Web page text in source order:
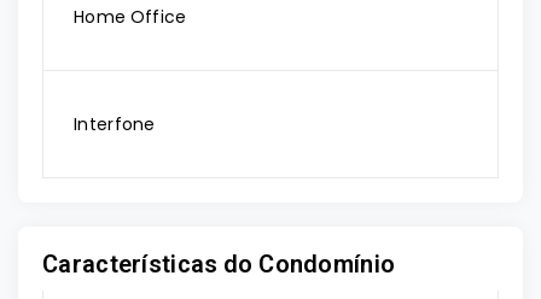
Home Office
Interfone
Características do Condomínio